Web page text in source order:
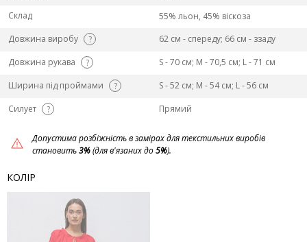
Склад
55% льон, 45% віскоза
Довжина виробу
?
62 см - спереду; 66 см - ззаду
Довжина рукава
?
S - 70 см; M - 70,5 см; L - 71 см
Ширина під проймами
?
S - 52 см; M - 54 см; L - 56 см
Силует
? Прямий
Допустима розбіжність в замірах для текстильних виробів
становить3%(для в'язаних до5%).
КОЛІР